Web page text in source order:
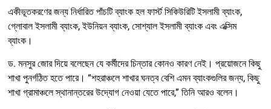
একীভূতকরণের জন্য নির্ধারিত পাঁচটি ব্যাংক হল ফার্স্ট সিকিউরিটি ইসলামী ব্যাংক,
গ্লোবাল ইসলামী ব্যাংক, ইউনিয়ন ব্যাংক, সোশ্যাল ইসলামী ব্যাংক এবং এক্সিম
ব্যাংক।
ড. মনসুর জোর দিয়ে বলেছেন যে কর্মীদের চিন্তার কোনও কারণ নেই। প্রয়োজনে কিছু
শাখা পুনর্গঠিত হতে পারে। “শহরাঞ্চলে শাখার ঘনত্ব বেশি এমন ব্যাংকগুলির জন্য, কিছু
শাখা গ্রামাঞ্চলে স্থানান্তরের উদ্যোগ নেওয়া যেতে পারে,” তিনি আরও বলেন।